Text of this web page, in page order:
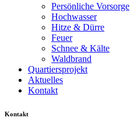
Persönliche Vorsorge
Hochwasser
Hitze & Dürre
Feuer
Schnee & Kälte
Waldbrand
Quartiersprojekt
Aktuelles
Kontakt
Kontakt